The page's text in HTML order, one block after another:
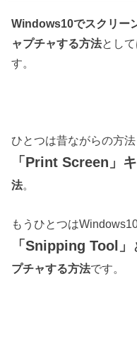
Windows10でスクリー
ャプチャする方法とし
す。
ひとつは昔ながらの方法
「Print Screen」
法。
もうひとつは
「Snipping Tool」
プチャする方法です。